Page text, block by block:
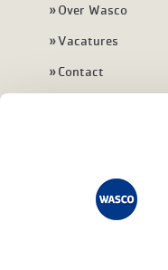
Over Wasco
Vacatures
Contact
Veelgestelde vragen